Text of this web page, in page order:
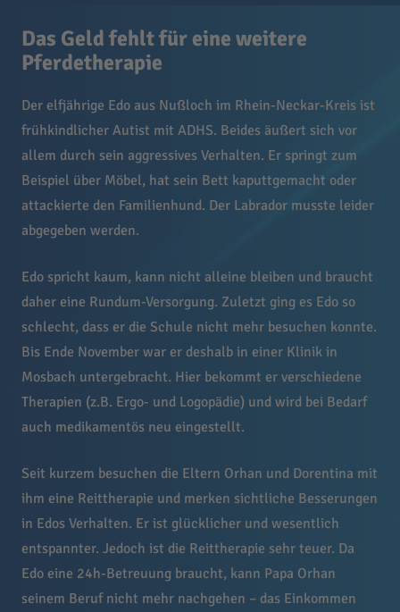
Das Geld fehlt für eine weitere
Pferdetherapie
Der elfjährige Edo aus Nußloch im Rhein-Neckar-Kreis ist
frühkindlicher Autist mit ADHS. Beides äußert sich vor
allem durch sein aggressives Verhalten. Er springt zum
Beispiel über Möbel, hat sein Bett kaputtgemacht oder
attackierte den Familienhund. Der Labrador musste leider
abgegeben werden.
Edo spricht kaum, kann nicht alleine bleiben und braucht
daher eine Rundum-Versorgung. Zuletzt ging es Edo so
schlecht, dass er die Schule nicht mehr besuchen konnte.
Bis Ende November war er deshalb in einer Klinik in
Mosbach untergebracht. Hier bekommt er verschiedene
Therapien (z.B. Ergo- und Logopädie) und wird bei Bedarf
auch medikamentös neu eingestellt.
Seit kurzem besuchen die Eltern Orhan und Dorentina mit
ihm eine Reittherapie und merken sichtliche Besserungen
in Edos Verhalten. Er ist glücklicher und wesentlich
entspannter. Jedoch ist die Reittherapie sehr teuer. Da
Edo eine 24h-Betreuung braucht, kann Papa Orhan
seinem Beruf nicht mehr nachgehen – das Einkommen